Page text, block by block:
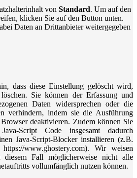
von Standard. Um auf den
klicken Sie auf den Button unten.
Daten an Drittanbieter weitergegeben
dass diese Einstellung gelöscht wird,
Sie können der Erfassung und
Daten widersprechen oder die
verhindern, indem sie die Ausführung
deaktivieren. Zudem können Sie
Script Code insgesamt dadurch
Java-Script-Blocker installieren (z.B.
www.ghostery.com). Wir weisen
Fall möglicherweise nicht alle
vollumfänglich nutzen können.